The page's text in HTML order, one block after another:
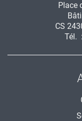
Place
CS
Tél.